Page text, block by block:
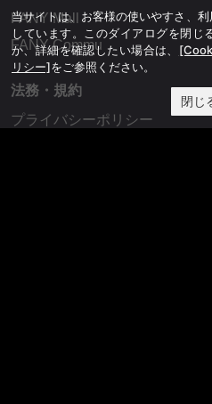
FANY Mall
FANY Commu
法務・規約
プライバシーポリシー
当サイトは、お客様の使いやすさ、
しています。このダイアログを閉じ
か、詳細を確認したい場合は、
リシー]をご参照ください。
閉じ